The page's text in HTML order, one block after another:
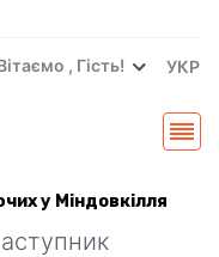
, Гість! УКР
у Міндовкілля